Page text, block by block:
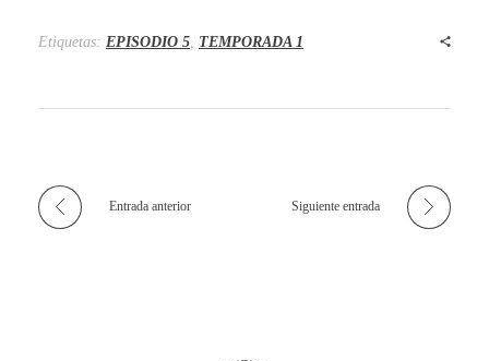
Etiquetas: EPISODIO 5, TEMPORADA 1
Entrada anterior Siguiente entrada